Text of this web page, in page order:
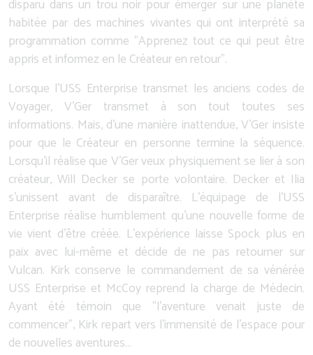
disparu dans un trou noir pour émerger sur une planète
habitée par des machines vivantes qui ont interprété sa
programmation comme "Apprenez tout ce qui peut être
appris et informez en le Créateur en retour".
Lorsque l'USS Enterprise transmet les anciens codes de
Voyager, V'Ger transmet à son tout toutes ses
informations. Mais, d'une manière inattendue, V'Ger insiste
pour que le Créateur en personne termine la séquence.
Lorsqu'il réalise que V'Ger veux physiquement se lier à son
créateur, Will Decker se porte volontaire. Decker et Ilia
s'unissent avant de disparaître. L'équipage de l'USS
Enterprise réalise humblement qu'une nouvelle forme de
vie vient d'être créée. L'expérience laisse Spock plus en
paix avec lui-même et décide de ne pas retourner sur
Vulcan. Kirk conserve le commandement de sa vénérée
USS Enterprise et McCoy reprend la charge de Médecin.
Ayant été témoin que "l'aventure venait juste de
commencer", Kirk repart vers l'immensité de l'espace pour
de nouvelles aventures…